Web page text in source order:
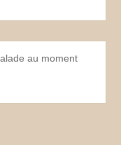
au moment